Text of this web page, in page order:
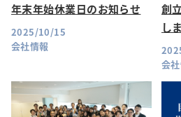
年末年始休業日のお知らせ
会社情報
2025/10/15
創
し
会